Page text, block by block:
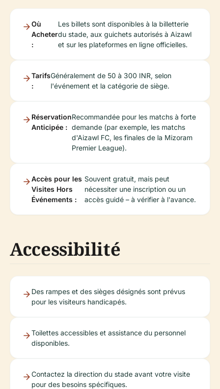
Où
Acheter
:
Les billets sont disponibles à la billetterie
du stade, aux guichets autorisés à Aizawl
et sur les plateformes en ligne officielles.
Tarifs
:
Généralement de 50 à 300 INR, selon
l'événement et la catégorie de siège.
Réservation
Anticipée :
Recommandée pour les matchs à forte
demande (par exemple, les matchs
d'Aizawl FC, les finales de la Mizoram
Premier League).
Accès pour les
Visites Hors
Événements :
Souvent gratuit, mais peut
nécessiter une inscription ou un
accès guidé – à vérifier à l'avance.
Accessibilité
Des rampes et des sièges désignés sont prévus
pour les visiteurs handicapés.
Toilettes accessibles et assistance du personnel
disponibles.
Contactez la direction du stade avant votre visite
pour des besoins spécifiques.